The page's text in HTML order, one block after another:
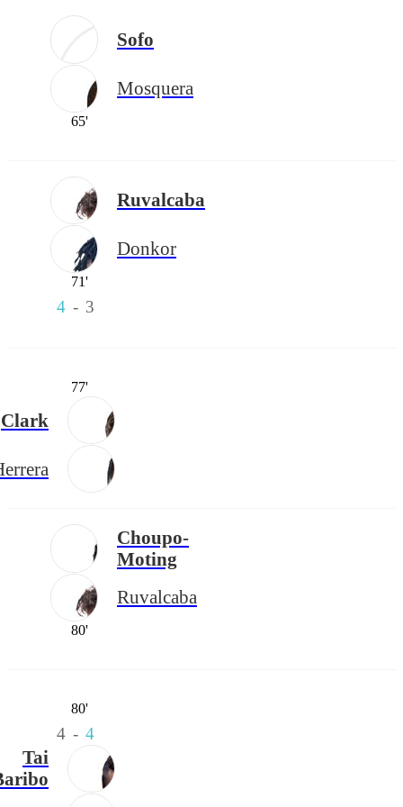
Sofo
Mosquera
65'
Ruvalcaba
Donkor
71'
4 - 3
77'
Clark
Choupo-
Moting
Ruvalcaba
80'
80'
4 - 4
Tai